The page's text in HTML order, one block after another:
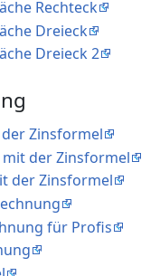
Rechteck
Dreieck
Dreieck 2
Zinsformel
mit der Zinsformel
der Zinsformel
für Profis